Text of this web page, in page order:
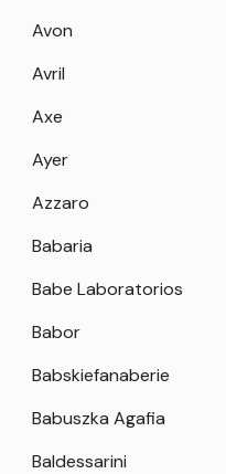
Avon
Avril
Axe
Ayer
Azzaro
Babaria
Babe Laboratorios
Babor
Babskiefanaberie
Babuszka Agafia
Baldessarini